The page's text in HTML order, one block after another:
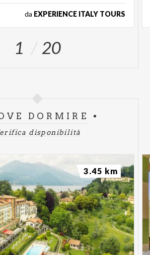
da EXPERIENCE ITALY TOURS
1 20
DORMIRE
disponibilità
3.45 km